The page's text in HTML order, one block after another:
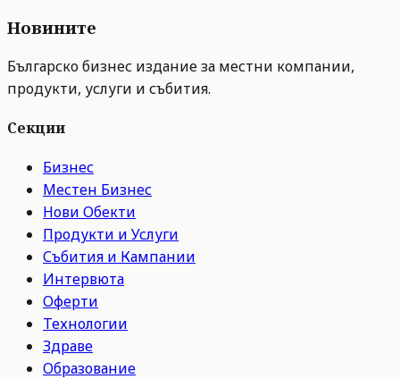
Новините
Българско бизнес издание за местни компании,
продукти, услуги и събития.
Секции
Бизнес
Местен Бизнес
Нови Обекти
Продукти и Услуги
Събития и Кампании
Интервюта
Оферти
Технологии
Здраве
Образование